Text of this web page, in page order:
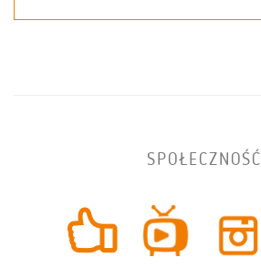
SPOŁECZNOŚĆ